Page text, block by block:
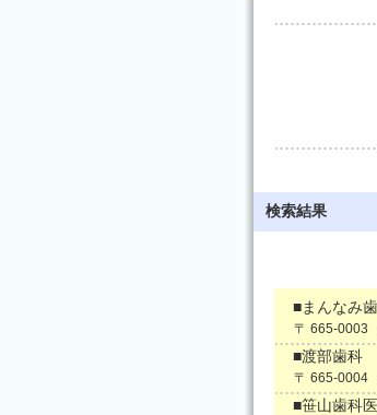
検索結果
■まんなみ
〒 665-0003
■渡部歯科
〒 665-0004
■笹山歯科